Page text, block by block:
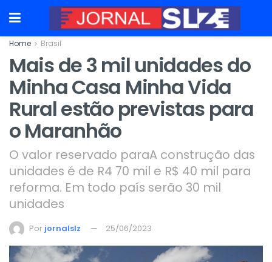
Home Brasil
Mais de 3 mil unidades do
Minha Casa Minha Vida
Rural estão previstas para
o Maranhão
O valor reservado paraA construção das
unidades é de R4 70 mil e R$ 40 mil para
reforma. Em todo país serão 30 mil
unidades
Por jornalslz 25/06/2023